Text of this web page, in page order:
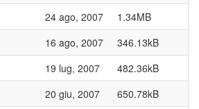
24 ago, 2007
1.34MB
16 ago, 2007
346.13kB
19 lug, 2007
482.36kB
20 giu, 2007
650.78kB